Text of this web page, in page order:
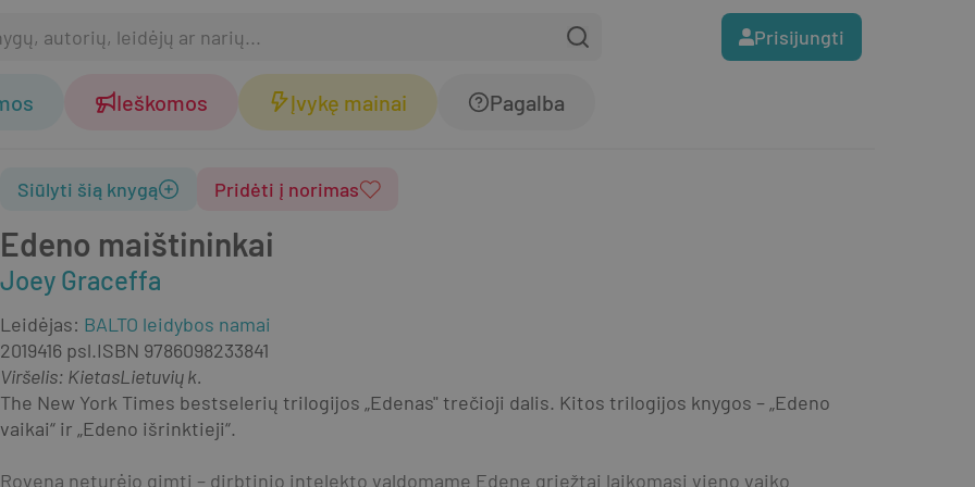
Prisijungti
Ieškomos Įvykę mainai Pagalba
Edeno maištininkai
Joey Graceffa
Siūlyti šią knygą Pridėti į norimas
Leidėjas: BALTO leidybos namai
2019416 psl.ISBN 9786098233841
Viršelis: KietasLietuvių k.
The New York Times bestselerių trilogijos „Edenas" trečioji dalis. Kitos trilogijos knygos – „Edeno
vaikai“ ir „Edeno išrinktieji“.
Rovena neturėjo gimti – dirbtinio intelekto valdomame Edene griežtai laikomasi vieno vaiko